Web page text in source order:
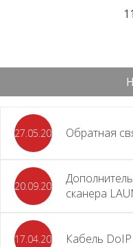
27.05.2026 Обратная
20.09.2025
сканера
17.04.2024 Кабель DoIP